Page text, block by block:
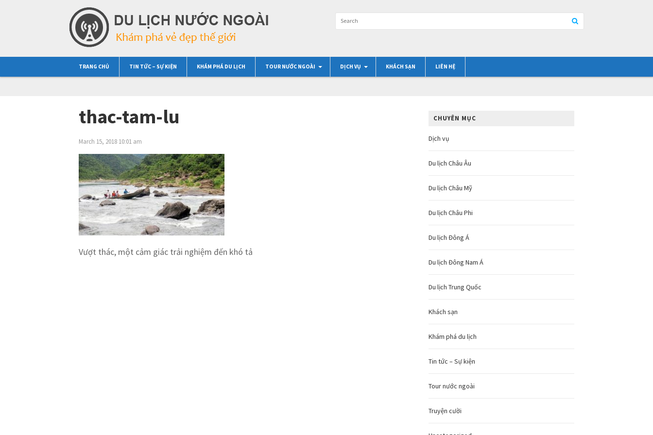
TRANG CHỦ TIN TỨC – SỰ KIỆN KHÁM PHÁ DU LỊCH TOUR NƯỚC NGOÀI DỊCH VỤ KHÁCH SẠN LIÊN HỆ
thac-tam-lu
March 15, 2018 10:01 am
Vượt thác, một cảm giác trải nghiệm đến khó tả
CHUYÊN MỤC
Dịch vụ
Du lịch Châu Âu
Du lịch Châu Mỹ
Du lịch Châu Phi
Du lịch Đông Á
Du lịch Đông Nam Á
Du lịch Trung Quốc
Khách sạn
Khám phá du lịch
Tin tức – Sự kiện
Tour nước ngoài
Truyện cười